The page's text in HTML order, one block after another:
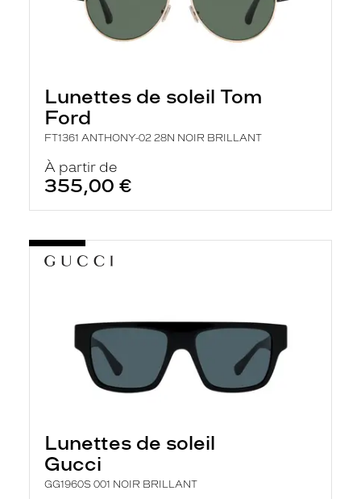
Lunettes de soleil Tom
Ford
FT1361 ANTHONY-02 28N NOIR BRILLANT
À partir de
355,00 €
Lunettes de soleil
Gucci
GG1960S 001 NOIR BRILLANT